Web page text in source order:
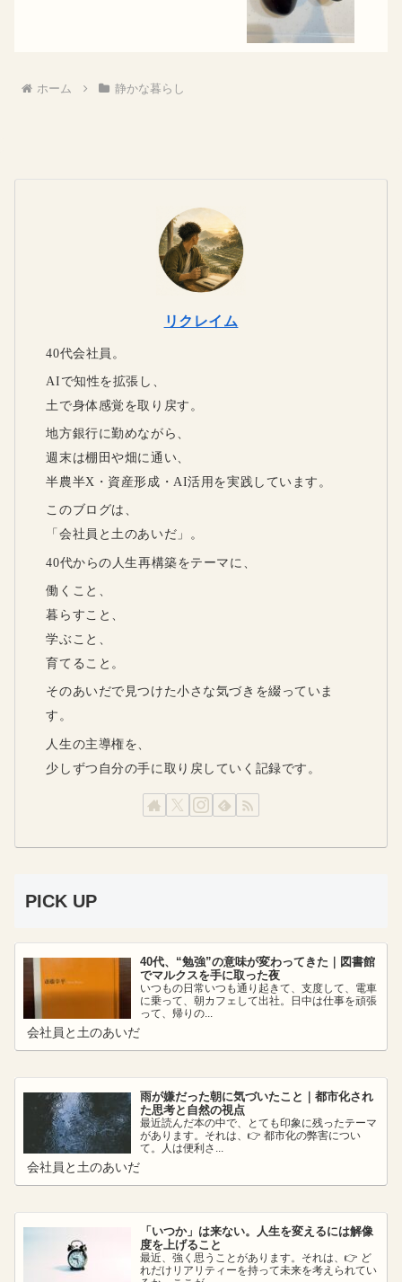
ホーム 静かな暮らし
リクレイム
40代会社員。
AIで知性を拡張し、
土で身体感覚を取り戻す。
地方銀行に勤めながら、
週末は棚田や畑に通い、
半農半X・資産形成・AI活用を実践しています。
このブログは、
「会社員と土のあいだ」。
40代からの人生再構築をテーマに、
働くこと、
暮らすこと、
学ぶこと、
育てること。
そのあいだで見つけた小さな気づきを綴っていま
す。
人生の主導権を、
少しずつ自分の手に取り戻していく記録です。
PICK UP
40代、“勉強”の意味が変わってきた｜図書館
でマルクスを手に取った夜
いつもの日常いつも通り起きて、支度して、電車
に乗って、朝カフェして出社。日中は仕事を頑張
って、帰りの...
会社員と土のあいだ
雨が嫌だった朝に気づいたこと｜都市化され
た思考と自然の視点
最近読んだ本の中で、とても印象に残ったテーマ
があります。それは、👉 都市化の弊害につい
て。人は便利さ...
会社員と土のあいだ
「いつか」は来ない。人生を変えるには解像
度を上げること
最近、強く思うことがあります。それは、👉 ど
れだけリアリティーを持って未来を考えられてい